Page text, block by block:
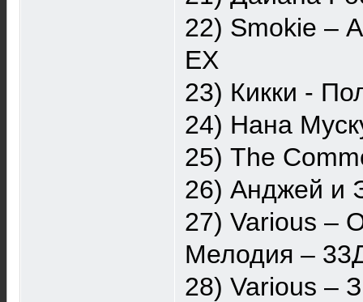
22) Smokie ‎–
EX
23) Кикки -
24) Нана
25) The
26) Анджей и
27) Various ‎–
Мелодия ‎–
28) Various ‎–